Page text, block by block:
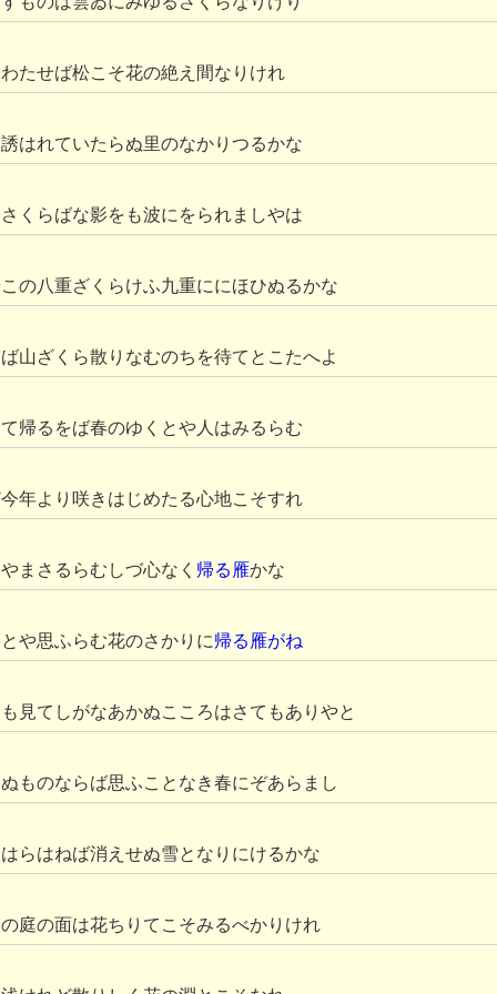
たせば松こそ花の絶え間なりけれ
はれていたらぬ里のなかりつるかな
くらばな影をも波にをられましやは
の八重ざくらけふ九重ににほひぬるかな
山ざくら散りなむのちを待てとこたへよ
帰るをば春のゆくとや人はみるらむ
年より咲きはじめたる心地こそすれ
まさるらむしづ心なく 帰る雁かな
や思ふらむ花のさかりに帰る雁がね
見てしがなあかぬこころはさてもありやと
ものならば思ふことなき春にぞあらまし
らはねば消えせぬ雪となりにけるかな
庭の面は花ちりてこそみるべかりけれ